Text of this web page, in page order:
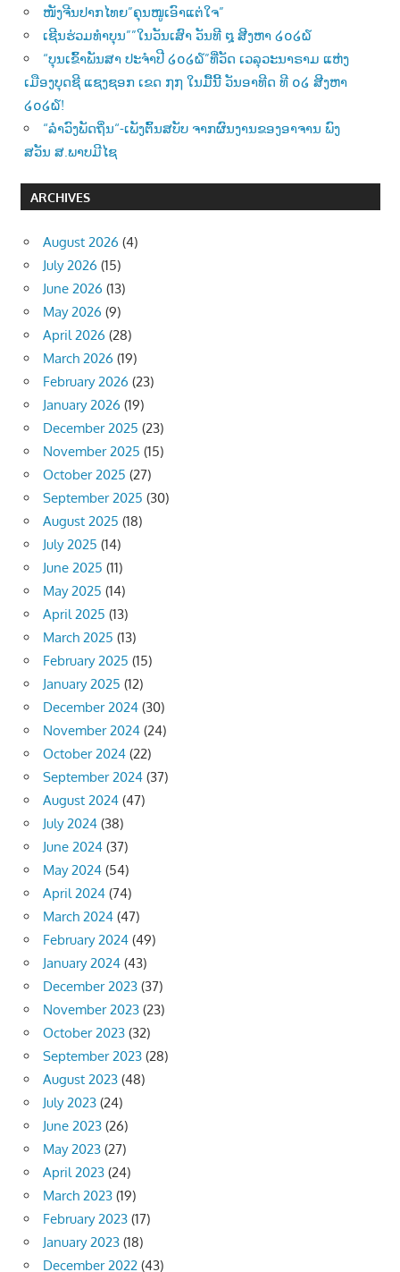
ໜັງຈີນປາກໄທຍ”ຄຸນໜູເອົາແຕ່ໃຈ”
ເຊີນຮ່ວມທຳບຸນ””ໃນວັນເສົາ ວັນທີ ໘ ສີງຫາ ໒໐໒໖
“ບຸນເຂົ້າພັນສາ ປະຈຳປີ ໒໐໒໖”ທີ່ວັດ ເວລຸວະນາຣາມ ແຫ່ງ
ເມືອງບຸດຊີ ແຊງຊອກ ເຂດ ໗໗ ໃນມື້ນີ້ ວັນອາທີດ ທີ ໐໒ ສີງຫາ
໒໐໒໖!
“ລຳວົງພັດຖິ່ນ“-ເພັງຕົ້ນສບັບ ຈາກຜົນງານຂອງອາຈານ ພົງ
ສວັນ ສ.ພາບມີໄຊ
ARCHIVES
August 2026 (4)
July 2026 (15)
June 2026 (13)
May 2026 (9)
April 2026 (28)
March 2026 (19)
February 2026 (23)
January 2026 (19)
December 2025 (23)
November 2025 (15)
October 2025 (27)
September 2025 (30)
August 2025 (18)
July 2025 (14)
June 2025 (11)
May 2025 (14)
April 2025 (13)
March 2025 (13)
February 2025 (15)
January 2025 (12)
December 2024 (30)
November 2024 (24)
October 2024 (22)
September 2024 (37)
August 2024 (47)
July 2024 (38)
June 2024 (37)
May 2024 (54)
April 2024 (74)
March 2024 (47)
February 2024 (49)
January 2024 (43)
December 2023 (37)
November 2023 (23)
October 2023 (32)
September 2023 (28)
August 2023 (48)
July 2023 (24)
June 2023 (26)
May 2023 (27)
April 2023 (24)
March 2023 (19)
February 2023 (17)
January 2023 (18)
December 2022 (43)